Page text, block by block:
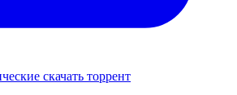
скачать торрент